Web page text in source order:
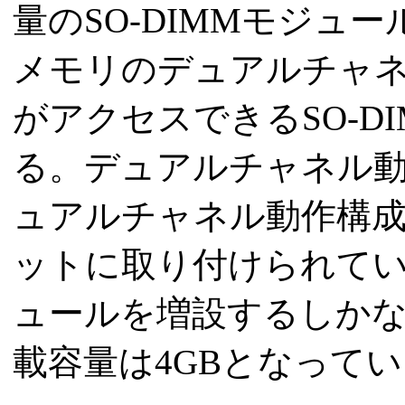
量のSO-DIMMモジュー
メモリのデュアルチャ
がアクセスできるSO-
る。デュアルチャネル
ュアルチャネル動作構
ットに取り付けられて
ュールを増設するしか
載容量は4GBとなって